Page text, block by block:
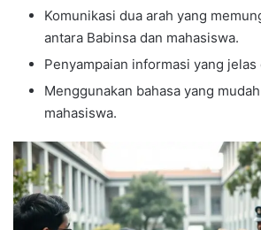
Komunikasi dua arah yang
antara Babinsa dan mahasiswa.
Penyampaian informasi yang jelas
Menggunakan bahasa yang
mahasiswa.